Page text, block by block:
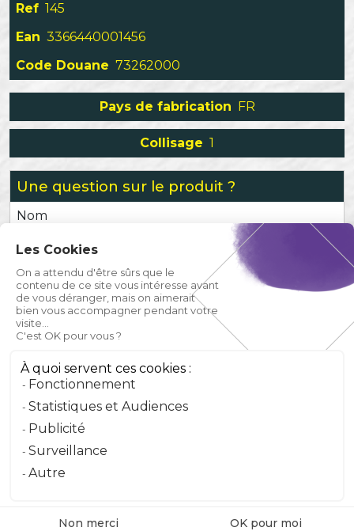
Ref 145
Ean 3366440001456
Code Douane 73262000
Pays de fabrication FR
Collisage 1
Une question sur le produit ?
Nom
Prénom
Email
Téléphone
Message
Les Cookies
On a attendu d'être sûrs que le
contenu de ce site vous intéresse avant
de vous déranger, mais on aimerait
bien vous accompagner pendant votre
visite...
C'est OK pour vous ?
À quoi servent ces cookies :
Fonctionnement
Statistiques et Audiences
Publicité
Surveillance
Autre
Non merci OK pour moi